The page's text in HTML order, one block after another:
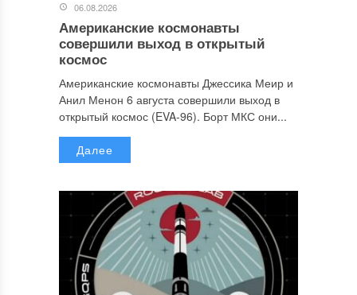
06.08.2026
Американские космонавты
совершили выход в открытый
космос
Американские космонавты Джессика Меир и
Анил Менон 6 августа совершили выход в
открытый космос (EVA-96). Борт МКС они...
Далее